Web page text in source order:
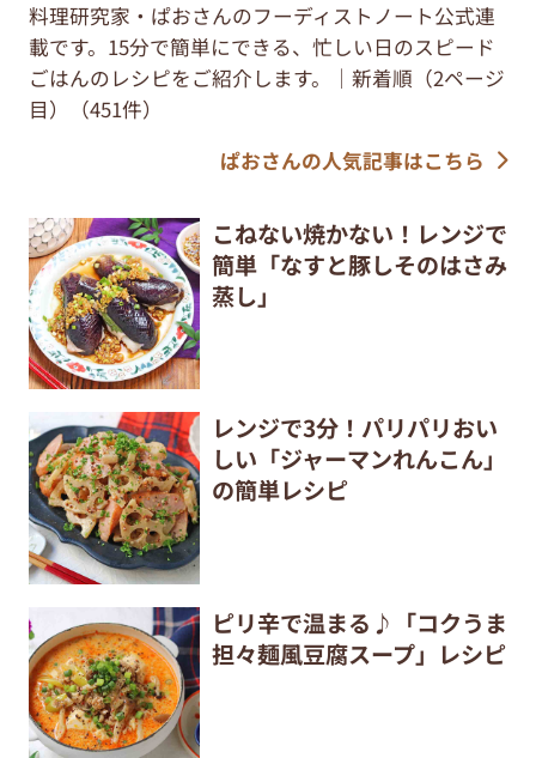
料理研究家・ぱおさんのフーディストノート公式連
載です。15分で簡単にできる、忙しい日のスピード
ごはんのレシピをご紹介します。｜新着順（2ページ
目）（451件）
ぱおさんの人気記事はこちら
こねない焼かない！レンジで
簡単「なすと豚しそのはさみ
蒸し」
レンジで3分！パリパリおい
しい「ジャーマンれんこん」
の簡単レシピ
ピリ辛で温まる♪「コクうま
担々麺風豆腐スープ」レシピ